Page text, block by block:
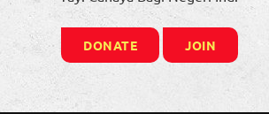
DONATE JOIN